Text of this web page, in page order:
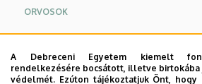
A Debreceni Egyetem kiemelt
rendelkezésére bocsátott, illetve
védelmét. Ezúton tájékoztatjuk Önt, hogy
ORVOSOK
A Reumatológiai és
rendje: